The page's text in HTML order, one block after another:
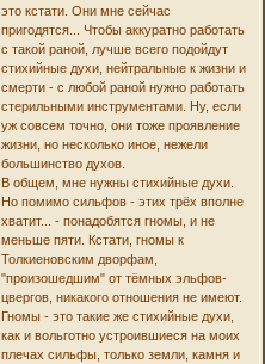
это кстати. Они мне сейчас
пригодятся... Чтобы аккуратно работать
с такой раной, лучше всего подойдут
стихийные духи, нейтральные к жизни и
смерти - с любой раной нужно работать
стерильными инструментами. Ну, если
уж совсем точно, они тоже проявление
жизни, но несколько иное, нежели
большинство духов.
В общем, мне нужны стихийные духи.
Но помимо сильфов - этих трёх вполне
хватит... - понадобятся гномы, и не
меньше пяти. Кстати, гномы к
Толкиеновским дворфам,
"произошедшим" от тёмных эльфов-
цвергов, никакого отношения не имеют.
Гномы - это такие же стихийные духи,
как и вольготно устроившиеся на моих
плечах сильфы, только земли, камня и